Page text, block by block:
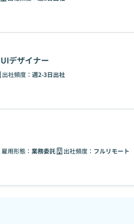
デザイナー
出社頻度： 週2-3日出社
雇用形態： 業務委託 出社頻度： フルリモート